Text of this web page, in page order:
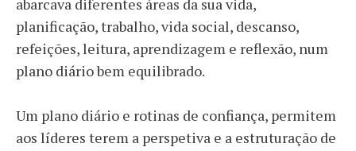
abarcava diferentes áreas da sua vida,
planificação, trabalho, vida social, descanso,
refeições, leitura, aprendizagem e reflexão, num
plano diário bem equilibrado.
Um plano diário e rotinas de confiança, permitem
aos líderes terem a perspetiva e a estruturação de